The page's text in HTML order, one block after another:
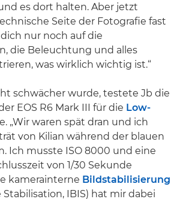
es dort halten. Aber jetzt
Seite der Fotografie fast
nur noch auf die
die Beleuchtung und alles
was wirklich wichtig ist.“
schwächer wurde, testete Jb die
EOS R6 Mark III für die Low-
„Wir waren spät dran und ich
von Kilian während der blauen
Ich musste ISO 8000 und eine
von 1/30 Sekunde
kamerainterne Bildstabilisierung
IBIS) hat mir dabei